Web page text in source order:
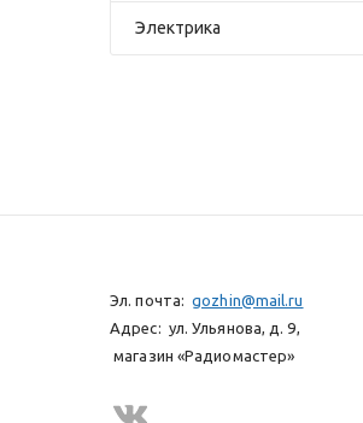
Электрика
Эл. почта: gozhin@mail.ru
Адрес: ул. Ульянова, д. 9,
магазин «Радиомастер»